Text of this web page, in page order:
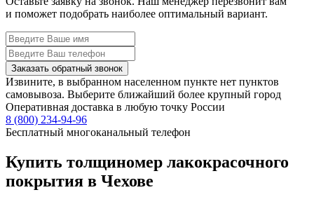
и поможет подобрать наиболее оптимальный вариант.
Заказать обратный звонок
Извините, в выбранном населенном пункте нет пунктов
самовывоза. Выберите ближайший более крупный город
Оперативная доставка в любую точку России
8 (800) 234-94-96
Бесплатный многоканальный телефон
Купить толщиномер лакокрасочного
покрытия в Чехове